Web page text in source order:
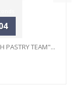
PASTRY TEAM"...